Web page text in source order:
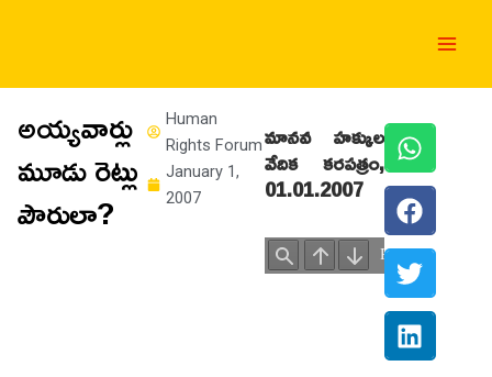
అయ్యవార్లు
మూడు రెట్లు
పౌరులా?
Human
Rights Forum
January 1,
2007
మానవ హక్కుల
వేదిక కరపత్రం,
01.01.2007